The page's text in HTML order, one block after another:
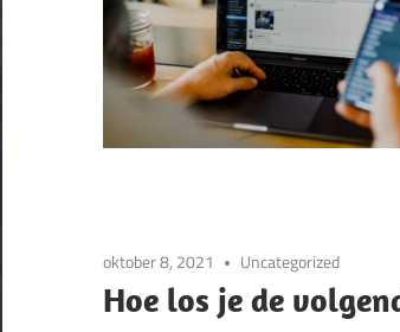
oktober 8, 2021 Uncategorized
Hoe los je de